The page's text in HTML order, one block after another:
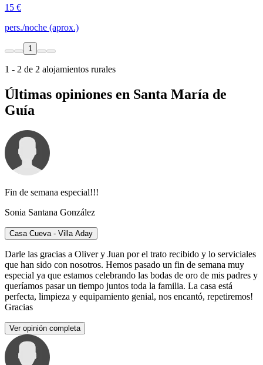
15 €
pers./noche (aprox.)
1
1 - 2 de 2 alojamientos rurales
Últimas opiniones en Santa María de
Guía
Fin de semana especial!!!
Sonia Santana González
Casa Cueva - Villa Aday
Darle las gracias a Oliver y Juan por el trato recibido y lo serviciales
que han sido con nosotros. Hemos pasado un fin de semana muy
especial ya que estamos celebrando las bodas de oro de mis padres y
queríamos pasar un tiempo juntos toda la familia. La casa está
perfecta, limpieza y equipamiento genial, nos encantó, repetiremos!
Gracias
Ver opinión completa